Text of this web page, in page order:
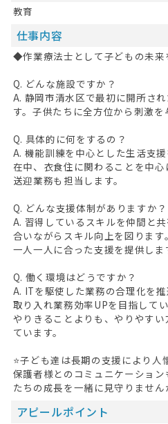
教育
仕事内容
◆作業療法士として子どもの未
Q. どんな施設ですか？
A. 静岡市清水区で最初に開所さ
す。子供たちに全方位から刺激を
Q. 具体的に何をするの？
A. 機能訓練を中心とした生活支
在中、衣食住に関わることを中
送迎業務も担当します。
Q. どんな支援体制がありますか？
A. 習得しているスキルを仲間と
合いながらスキル向上を図ります
一人一人に合った支援を提供しま
Q. 働く環境はどうですか？
A. ITを駆使した業務の合理化を
取り入れ業務効率UPを目指して
やりきることよりも、やりやす
ています。
⭐子ども達は長期の支援により人
保護者様とのコミュニケーショ
たちの成長を一緒に見守りません
アピールポイント